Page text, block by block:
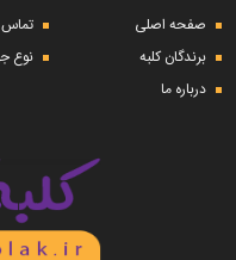
صفحه اصلی تماس
برندگان کلبه
نوع
درباره ما